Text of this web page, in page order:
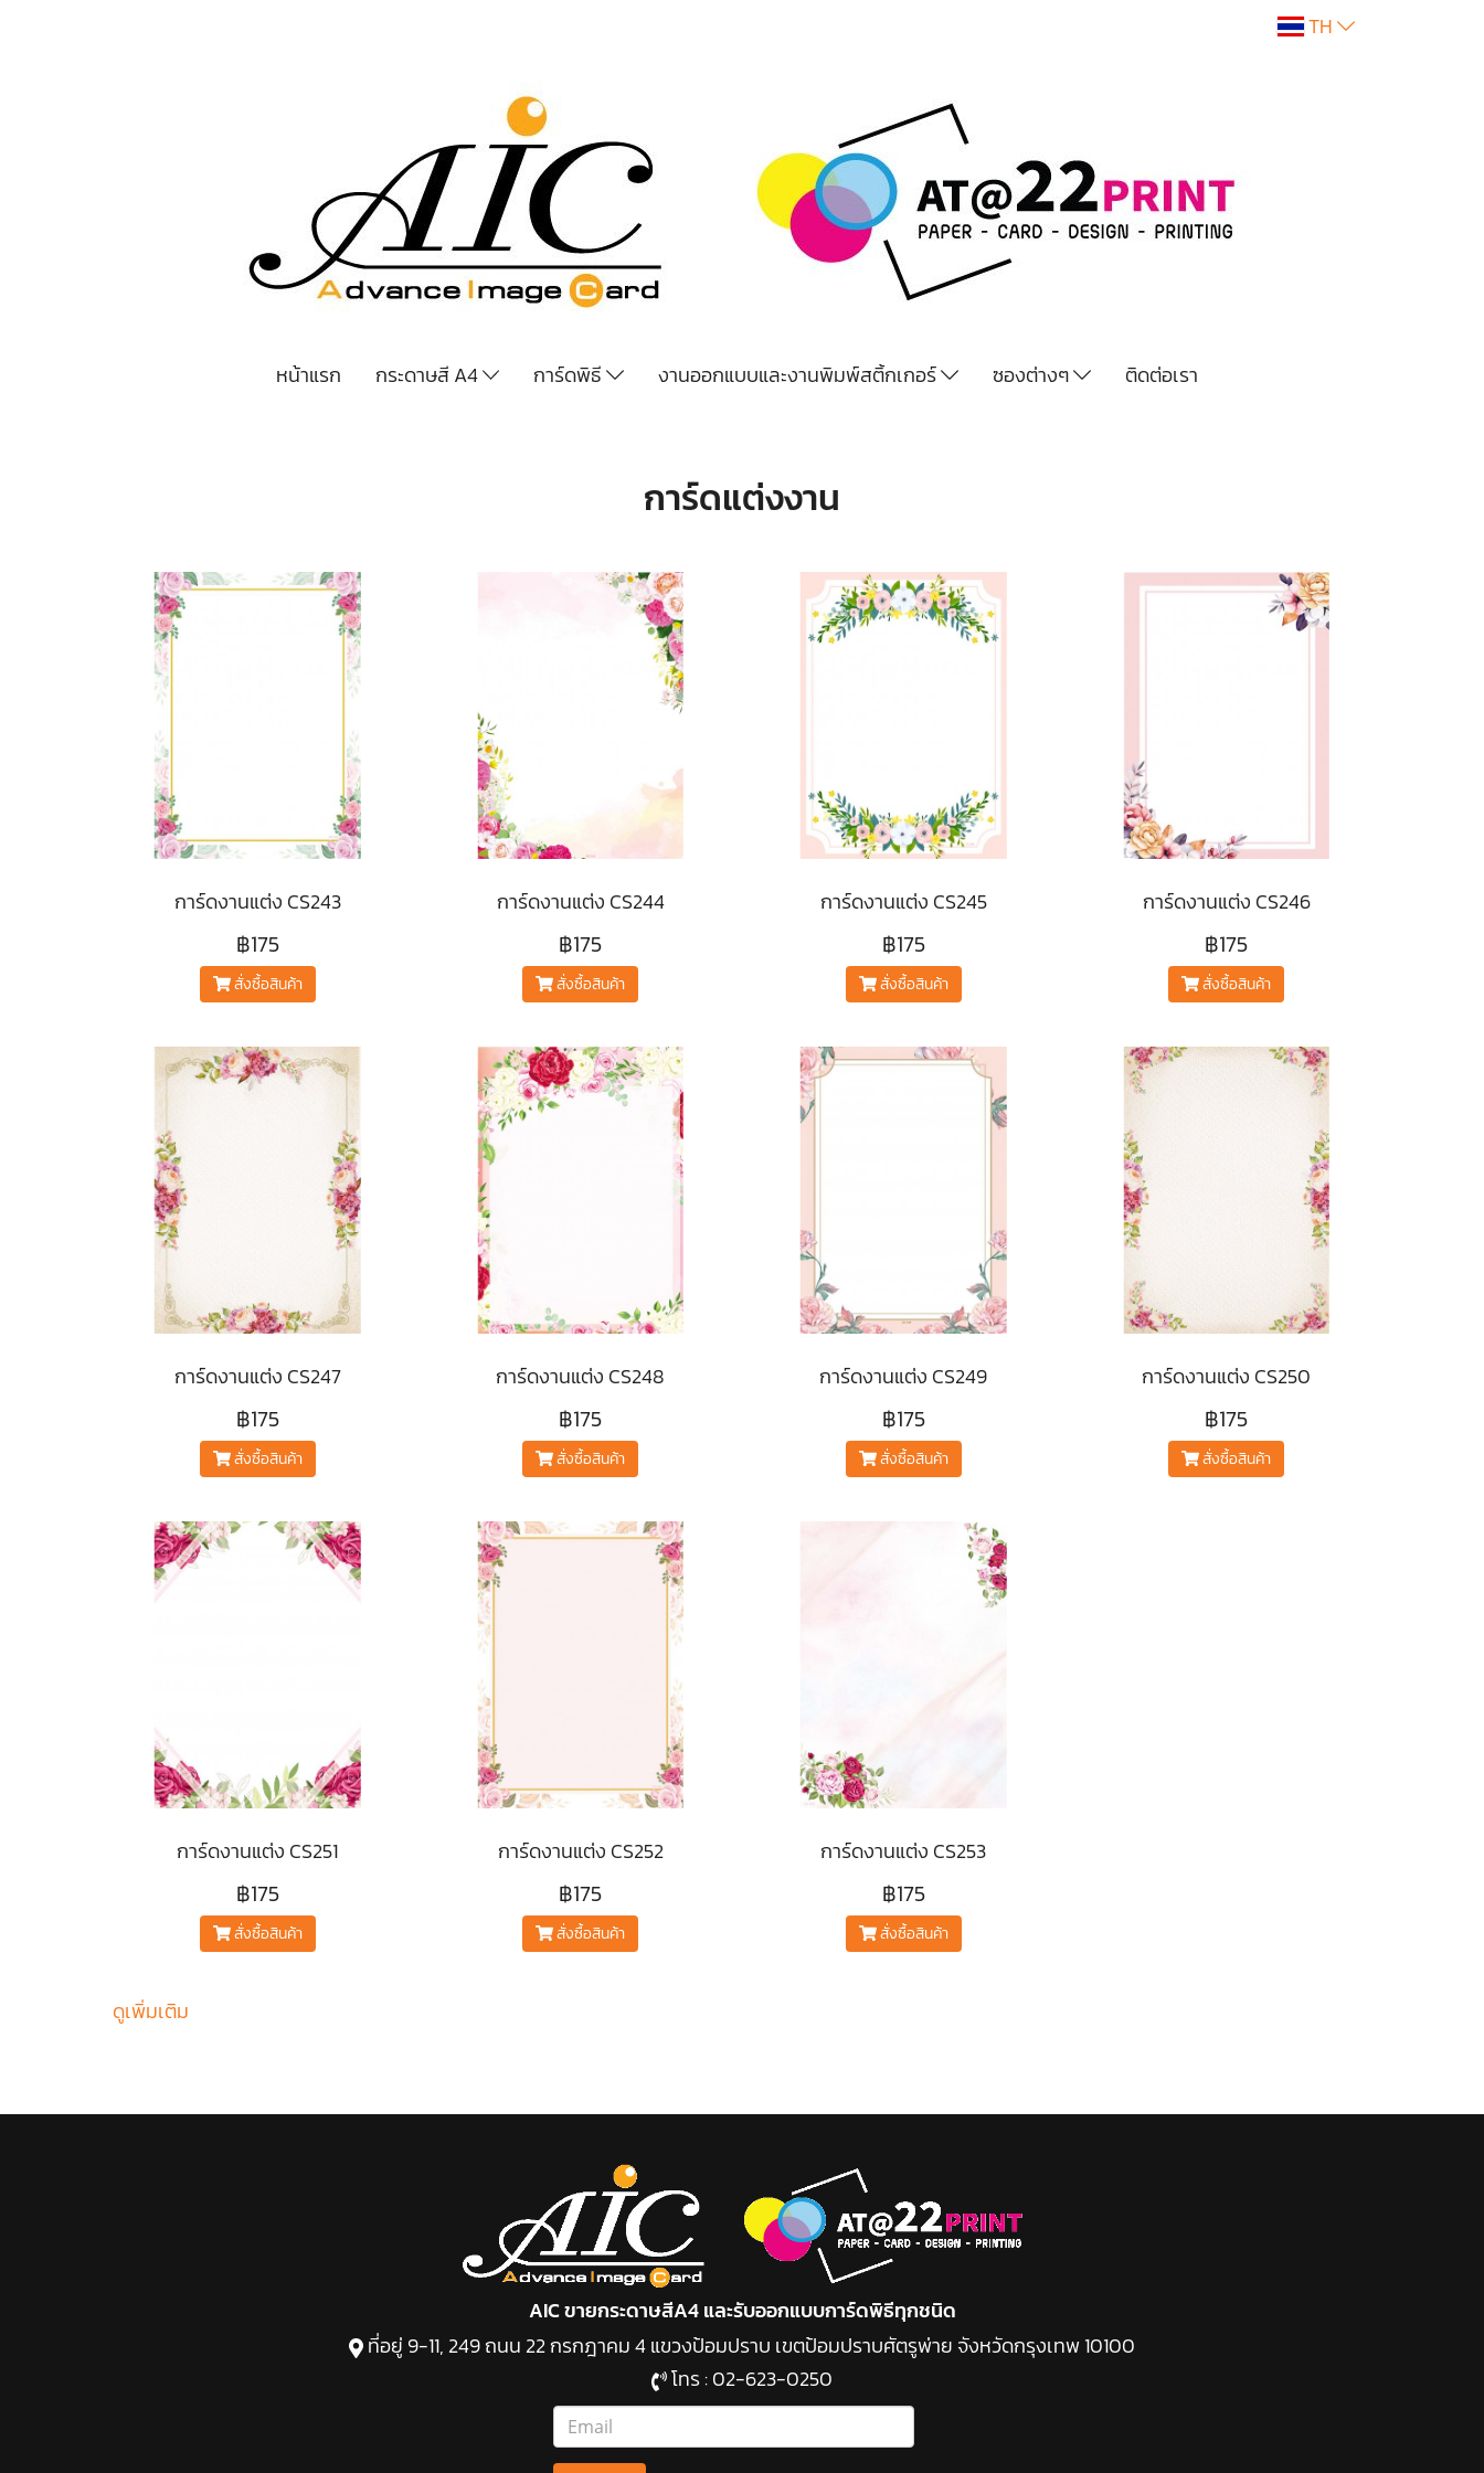
TH
หน้าแรก กระดาษสี A4 การ์ดพิธี งานออกแบบและงานพิมพ์สติ้กเกอร์ ซองต่างๆ ติดต่อเรา
การ์ดแต่งงาน
การ์ดงานแต่ง CS243
฿175
สั่งซื้อสินค้า
การ์ดงานแต่ง CS244
฿175
สั่งซื้อสินค้า
การ์ดงานแต่ง CS245
฿175
สั่งซื้อสินค้า
การ์ดงานแต่ง CS246
฿175
สั่งซื้อสินค้า
การ์ดงานแต่ง CS247
฿175
สั่งซื้อสินค้า
การ์ดงานแต่ง CS248
฿175
สั่งซื้อสินค้า
การ์ดงานแต่ง CS249
฿175
สั่งซื้อสินค้า
การ์ดงานแต่ง CS250
฿175
สั่งซื้อสินค้า
การ์ดงานแต่ง CS251
฿175
สั่งซื้อสินค้า
การ์ดงานแต่ง CS252
฿175
สั่งซื้อสินค้า
การ์ดงานแต่ง CS253
฿175
สั่งซื้อสินค้า
ดูเพิ่มเติม
AIC ขายกระดาษสีA4 และรับออกแบบการ์ดพิธีทุกชนิด
ที่อยู่ 9-11, 249 ถนน 22 กรกฎาคม 4 แขวงป้อมปราบ เขตป้อมปราบศัตรูพ่าย จังหวัดกรุงเทพ 10100
โทร :02-623-0250